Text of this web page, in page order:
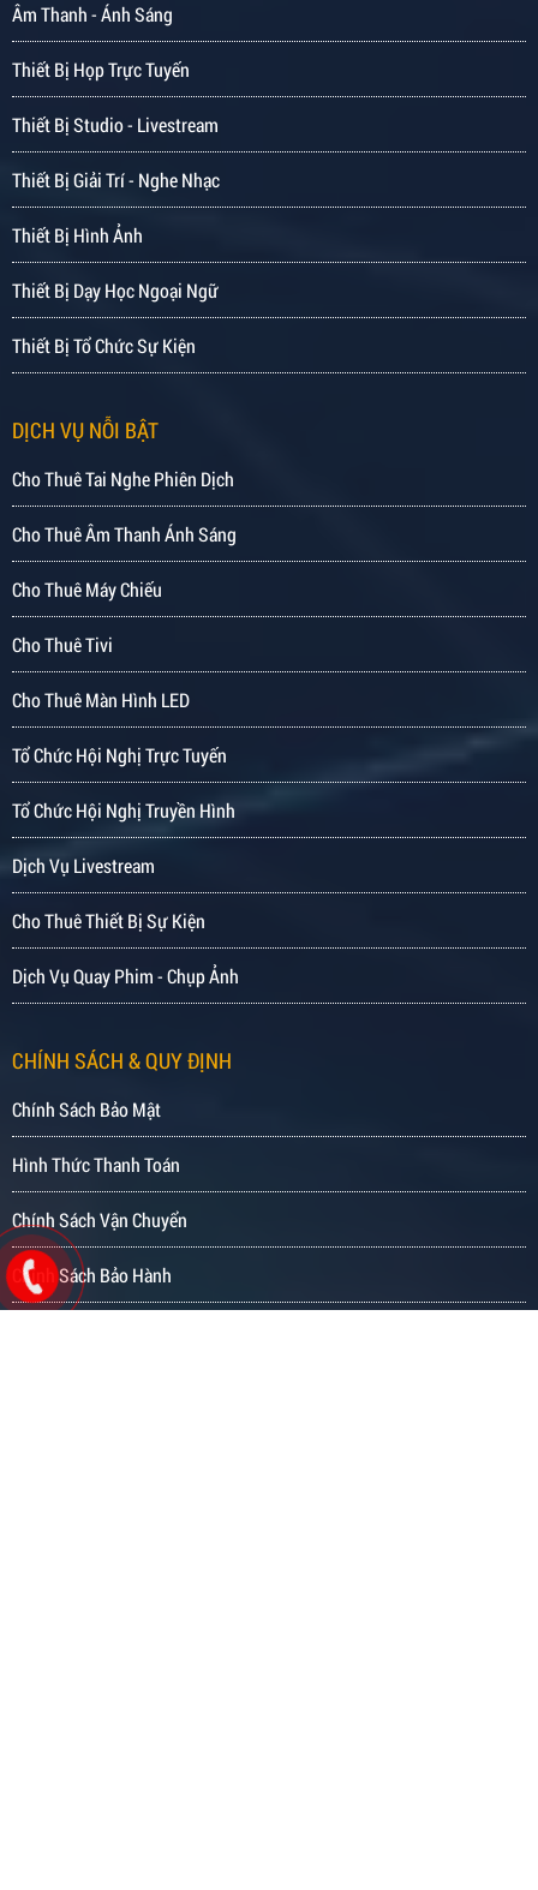
Âm Thanh - Ánh Sáng
Thiết Bị Họp Trực Tuyến
Thiết Bị Studio - Livestream
Thiết Bị Giải Trí - Nghe Nhạc
Thiết Bị Hình Ảnh
Thiết Bị Dạy Học Ngoại Ngữ
Thiết Bị Tổ Chức Sự Kiện
DỊCH VỤ NỖI BẬT
Cho Thuê Tai Nghe Phiên Dịch
Cho Thuê Âm Thanh Ánh Sáng
Cho Thuê Máy Chiếu
Cho Thuê Tivi
Cho Thuê Màn Hình LED
Tổ Chức Hội Nghị Trực Tuyến
Tổ Chức Hội Nghị Truyền Hình
Dịch Vụ Livestream
Cho Thuê Thiết Bị Sự Kiện
Dịch Vụ Quay Phim - Chụp Ảnh
CHÍNH SÁCH & QUY ĐỊNH
Chính Sách Bảo Mật
Hình Thức Thanh Toán
Chính Sách Vận Chuyển
Chính Sách Bảo Hành